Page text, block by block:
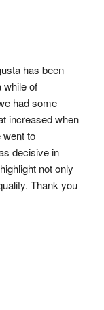
has been
while of
had some
increased when
went to
decisive in
not only
Thank you